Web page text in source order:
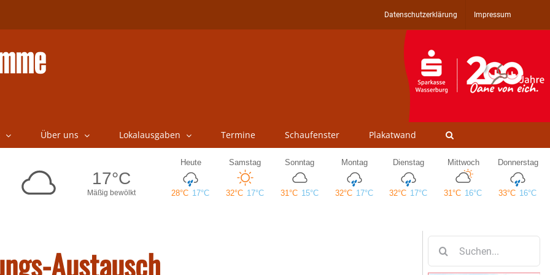
Datenschutzerklärung Impressum
Über uns Lokalausgaben Termine Schaufenster Plakatwand
Austausch
nach: